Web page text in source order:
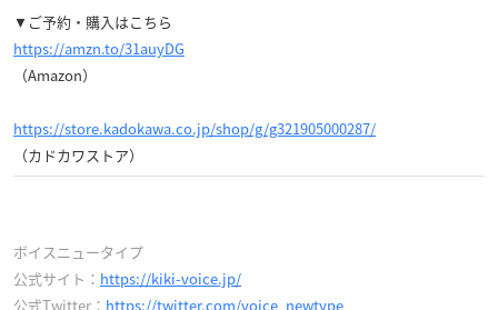
▼ご予約・購入はこちら
https://amzn.to/31auyDG
（Amazon）
https://store.kadokawa.co.jp/shop/g/g321905000287/
（カドカワストア）
ボイスニュータイプ
公式サイト： https://kiki-voice.jp/
公式Twitter： https://twitter.com/voice_newtype